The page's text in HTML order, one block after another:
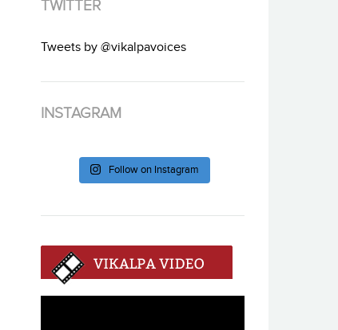
TWITTER
Tweets by @vikalpavoices
INSTAGRAM
Follow on Instagram